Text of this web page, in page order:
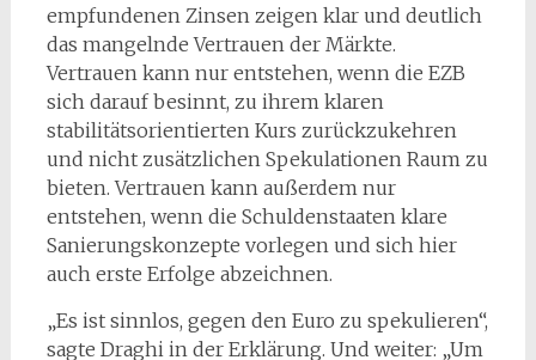
empfundenen Zinsen zeigen klar und deutlich
das mangelnde Vertrauen der Märkte.
Vertrauen kann nur entstehen, wenn die EZB
sich darauf besinnt, zu ihrem klaren
stabilitätsorientierten Kurs zurückzukehren
und nicht zusätzlichen Spekulationen Raum zu
bieten. Vertrauen kann außerdem nur
entstehen, wenn die Schuldenstaaten klare
Sanierungskonzepte vorlegen und sich hier
auch erste Erfolge abzeichnen.
„Es ist sinnlos, gegen den Euro zu spekulieren“,
sagte Draghi in der Erklärung. Und weiter: „Um